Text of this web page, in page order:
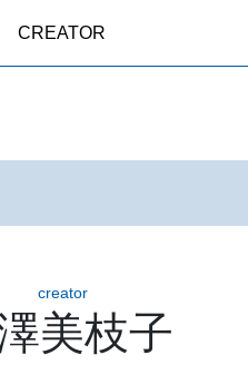
CREATOR
creator
美枝子